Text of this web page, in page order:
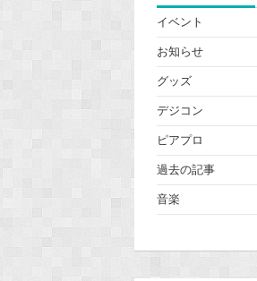
イベント
お知らせ
グッズ
デジコン
ピアプロ
過去の記事
音楽